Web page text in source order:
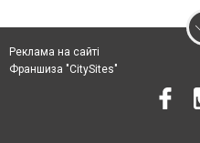
Реклама на сайті
Франшиза "CitySites"